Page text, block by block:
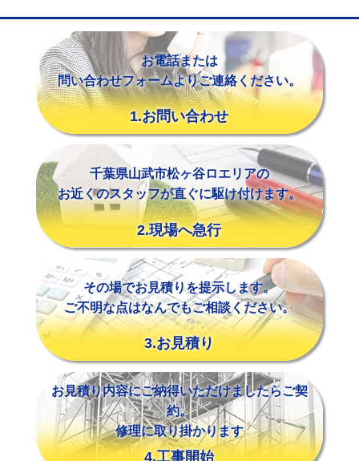
※給水管工事は20mmまでの価格です。
お電話または
問い合わせフォームよりご連絡ください。
1.お問い合わせ
千葉県山武市松ヶ谷ロエリアの
お近くのスタッフが直ぐに駆け付けます。
2.現場へ急行
その場でお見積りを提示します。
ご不明な点はなんでもご相談ください。
3.お見積り
お見積り内容にご納得いただけましたらご契
約。
修理に取り掛かります
4.工事開始